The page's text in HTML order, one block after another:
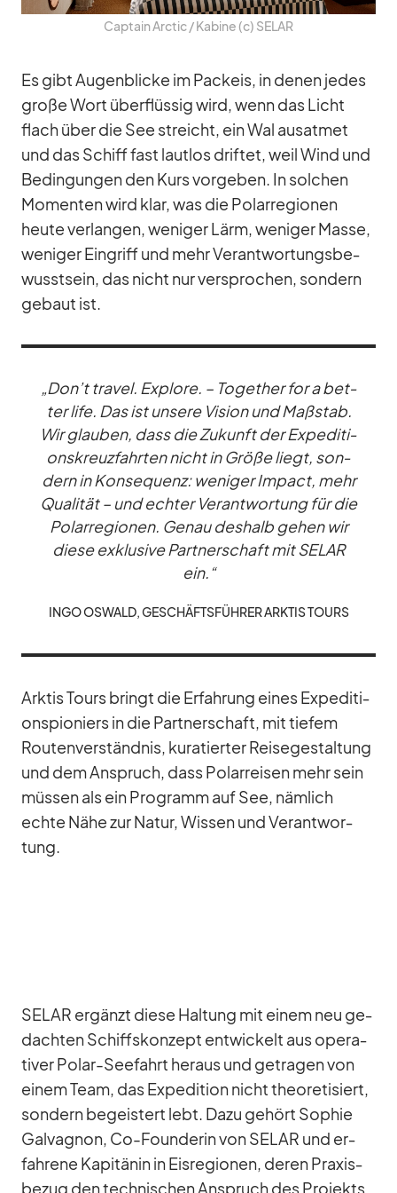
Cap­tain Arc­tic /​ Ka­bine (c) SELAR
Es gibt Au­gen­bli­cke im Pack­eis, in de­nen je­des
große Wort über­flüs­sig wird, wenn das Licht
flach über die See streicht, ein Wal aus­at­met
und das Schiff fast laut­los drif­tet, weil Wind und
Be­din­gun­gen den Kurs vor­ge­ben. In sol­chen
Mo­men­ten wird klar, was die Po­lar­re­gio­nen
heute ver­lan­gen, we­ni­ger Lärm, we­ni­ger Masse,
we­ni­ger Ein­griff und mehr Ver­ant­wor­tungs­be­
wusst­sein, das nicht nur ver­spro­chen, son­dern
ge­baut ist.
„Don’t tra­vel. Ex­plore. – Tog­e­ther for a bet­
ter life. Das ist un­sere Vi­sion und Maß­stab.
Wir glau­ben, dass die Zu­kunft der Ex­pe­di­ti­
ons­kreuz­fahr­ten nicht in Größe liegt, son­
dern in Kon­se­quenz: we­ni­ger Im­pact, mehr
Qua­li­tät – und ech­ter Ver­ant­wor­tung für die
Po­lar­re­gio­nen. Ge­nau des­halb ge­hen wir
diese ex­klu­sive Part­ner­schaft mit SELAR
ein.“
INGO OS­WALD, GE­SCHÄFTS­FÜH­RER ARK­TIS TOURS
Ark­tis Tours bringt die Er­fah­rung ei­nes Ex­pe­di­ti­
ons­pio­niers in die Part­ner­schaft, mit tie­fem
Rou­ten­ver­ständ­nis, ku­ra­tier­ter Rei­se­ge­stal­tung
und dem An­spruch, dass Po­lar­rei­sen mehr sein
müs­sen als ein Pro­gramm auf See, näm­lich
echte Nähe zur Na­tur, Wis­sen und Ver­ant­wor­
tung.
SELAR er­gänzt diese Hal­tung mit ei­nem neu ge­
dach­ten Schiffs­kon­zept ent­wi­ckelt aus ope­ra­
ti­ver Po­lar-See­fahrt her­aus und ge­tra­gen von
ei­nem Team, das Ex­pe­di­tion nicht theo­re­ti­siert,
son­dern be­geis­tert lebt. Dazu ge­hört So­phie
Gal­va­gnon, Co-Foun­de­rin von SELAR und er­
fah­rene Ka­pi­tä­nin in Eis­re­gio­nen, de­ren Pra­xis­
be­zug den tech­ni­schen An­spruch des Pro­jekts